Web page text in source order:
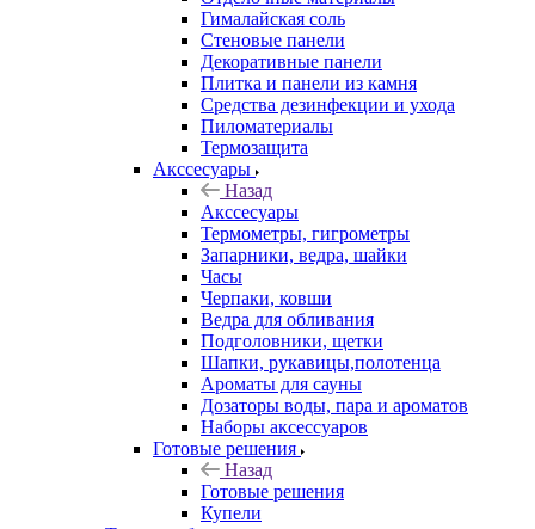
Гималайская соль
Стеновые панели
Декоративные панели
Плитка и панели из камня
Средства дезинфекции и ухода
Пиломатериалы
Термозащита
Аксcесуары
Назад
Аксcесуары
Термометры, гигрометры
Запарники, ведра, шайки
Часы
Черпаки, ковши
Ведра для обливания
Подголовники, щетки
Шапки, рукавицы,полотенца
Ароматы для сауны
Дозаторы воды, пара и ароматов
Наборы аксессуаров
Готовые решения
Назад
Готовые решения
Купели